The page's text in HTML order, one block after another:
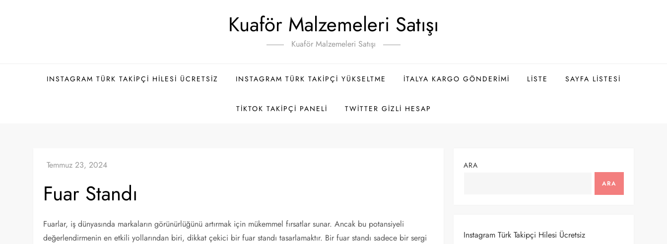
Kuaför Malzemeleri Satışı
Kuaför Malzemeleri Satışı
INSTAGRAM TÜRK TAKIPÇI HILESI ÜCRETSIZ INSTAGRAM TÜRK TAKIPÇI YÜKSELTME İTALYA KARGO GÖNDERIMI LISTE SAYFA LISTESI
TIKTOK TAKIPÇI PANELI TWITTER GIZLI HESAP
Fuar Standı
Fuarlar, iş dünyasında markaların görünürlüğünü artırmak için mükemmel fırsatlar sunar. Ancak bu potansiyeli
değerlendirmenin en etkili yollarından biri, dikkat çekici bir fuar standı tasarlamaktır. Bir fuar standı sadece bir sergi
ARA
ARA
Instagram Türk Takipçi Hilesi Ücretsiz